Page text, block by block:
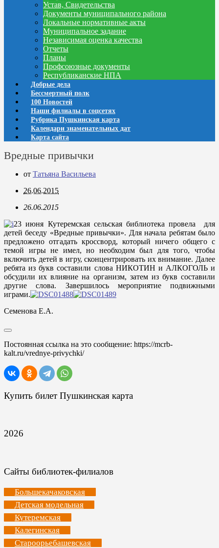
Устав, Свидетельства
Документы муниципального района
Локальные нормативные акты
Муниципальное задание
Независимая оценка качества
Отчеты
Планы
Профсоюзные документы
Республиканские НПА
Добрые дела
Бессмертный полк
100 Новостей
Наши филиалы в соцсетях
Рубрика Пушкинская карта
Календари знаменательных дат
Карта сайта
Вредные привычки
от Татьяна Васильева
26.06.2015
26.06.2015
23 июня Кутеремская сельская библиотека провела для
детей беседу «Вредные привычки». Для начала ребятам было
предложено отгадать кроссворд, который ничего общего с
темой игры не имел, но необходим был для того, чтобы
включить детей в игру, сконцентрировать их внимание. Далее
ребята из букв составили слова НИКОТИН и АЛКОГОЛЬ и
обсудили их влияние на организм, затем из букв составили
другие слова. Завершилось мероприятие подвижными
играми.
Семенова Е.А.
Постоянная ссылка на это сообщение: https://mcrb-
kalt.ru/vrednye-privychki/
Купить билет Пушкинская карта
2026
Сайты библиотек-филиалов
Большекачаковская
Детская модельная
Кутеремская
Калегинская
Староорьебашевская